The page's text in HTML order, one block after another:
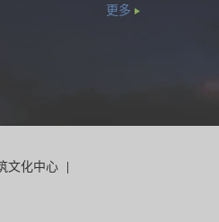
更多
文化中心